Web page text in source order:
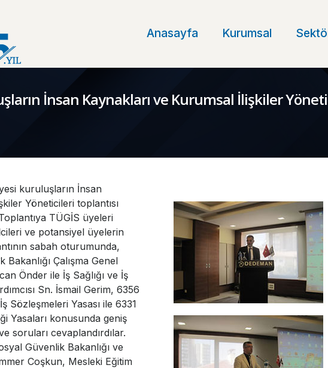
Anasayfa Kurumsal
İnsan Kaynakları ve Kurumsal İlişkiler
kuruluşların İnsan
Yöneticileri toplantısı
TÜGİS üyeleri
ve potansiyel üyelerin
sabah oturumunda,
Çalışma Genel
Önder ile İş Sağlığı ve İş
Sn. İsmail Gerim, 6356
Sözleşmeleri Yasası ile 6331
Yasaları konusunda geniş
soruları cevaplandırdılar.
Güvenlik Bakanlığı ve
Coşkun, Mesleki Eğitim